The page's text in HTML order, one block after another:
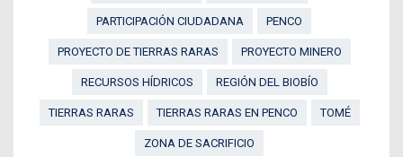
PARTICIPACIÓN CIUDADANA PENCO
PROYECTO DE TIERRAS RARAS PROYECTO MINERO
RECURSOS HÍDRICOS REGIÓN DEL BIOBÍO
TIERRAS RARAS TIERRAS RARAS EN PENCO TOMÉ
ZONA DE SACRIFICIO